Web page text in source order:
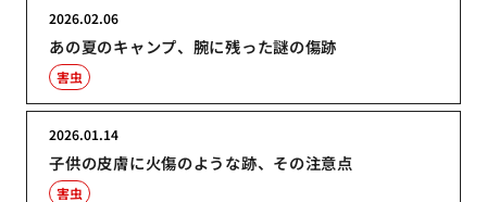
あの夏のキャンプ、腕に残った謎の傷跡
2026.02.06
害虫
子供の皮膚に火傷のような跡、その注意点
2026.01.14
害虫